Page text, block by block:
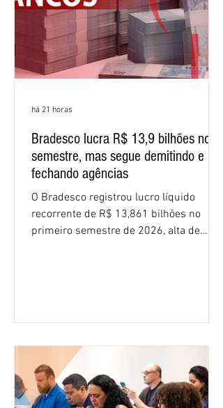
resultados expressivos, o banco conti
Bradesco lucra R$ 13,9 bilhões no
semestre, mas segue demitindo e
fechando agências
O Bradesco registrou lucro líquido
recorrente de R$ 13,861 bilhões no
primeiro semestre de 2026, alta de
1,4 ponto percentual em 12 meses. O
crescimento de 16,2% foi o maior entre
os três maiores bancos privados do país
(Bradesco, Itaú e Santander). Segundo o
há 21 horas